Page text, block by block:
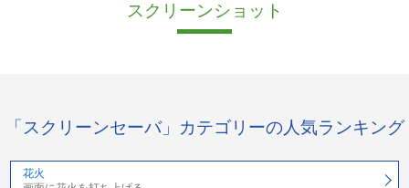
スクリーンショット
「スクリーンセーバ」カテゴリーの人気ランキング
花火